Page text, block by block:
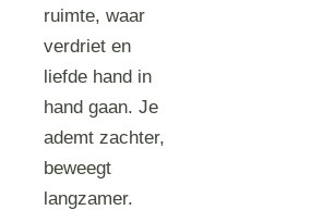
ruimte, waar
verdriet en
liefde hand in
hand gaan. Je
ademt zachter,
beweegt
langzamer.